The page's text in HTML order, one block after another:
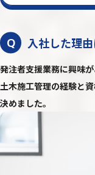
Q 入社した理由
発注者支援業務に興味
土木施工管理の経験と
決めました。